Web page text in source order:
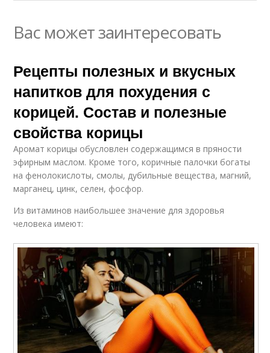
Вас может заинтересовать
Рецепты полезных и вкусных
напитков для похудения с
корицей. Состав и полезные
свойства корицы
Аромат корицы обусловлен содержащимся в пряности
эфирным маслом. Кроме того, коричные палочки богаты
на фенолокислоты, смолы, дубильные вещества, магний,
марганец, цинк, селен, фосфор.
Из витаминов наибольшее значение для здоровья
человека имеют: